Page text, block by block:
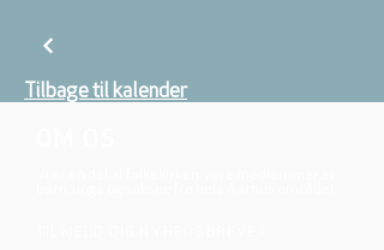
Tilbage til kalender